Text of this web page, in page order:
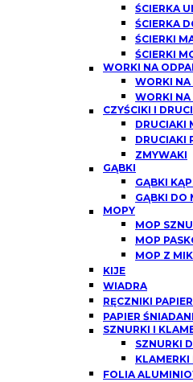
ŚCIERKA
ŚCIERKA
ŚCIERKI
ŚCIERKI
WORKI NA
WORKI NA
WORKI NA
CZYŚCIKI I
DRUCIAKI
DRUCIAKI
ZMYWAKI
GĄBKI
GĄBKI
GĄBKI DO
MOPY
MOP
MOP
MOP Z
KIJE
WIADRA
RĘCZNIKI
PAPIER
SZNURKI I
SZNURKI
FOLIA